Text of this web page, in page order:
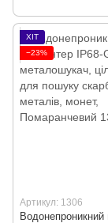
ХІТ
−23%
Артикул: 1306
Водонепроникний